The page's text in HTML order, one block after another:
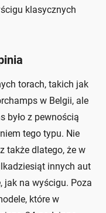
klasycznych
torach, takich jak
w Belgii, ale
było z pewnością
tego typu. Nie
także dlatego, że w
innych aut
jak na wyścigu. Poza
które w